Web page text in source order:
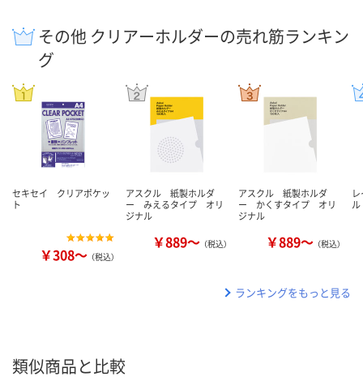
その他 クリアーホルダーの売れ筋ランキン
グ
セキセイ クリアポケッ
ト
￥308～ （税込）
アスクル 紙製ホルダ
ー みえるタイプ オリ
ジナル
￥889～ （税込）
アスクル 紙製ホルダ
ー かくすタイプ オリ
ジナル
￥889～ （税込）
ル
ランキングをもっと見る
類似商品と比較